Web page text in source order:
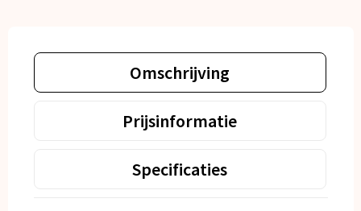
Omschrijving
Prijsinformatie
Specificaties